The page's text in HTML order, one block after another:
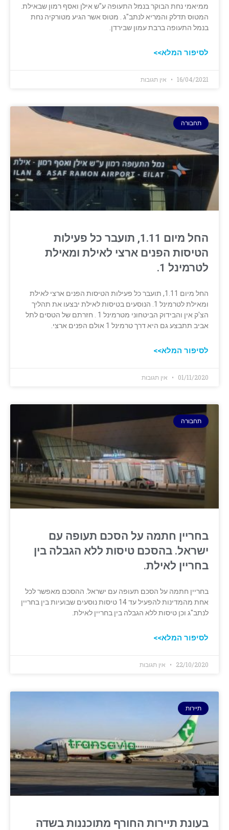
ממיאמי נחת הבוקר בנמל התעופה ע"ש אילן ואסף רמון שבאילת.
המטוס תדלק והמריא לנתב"ג . מטוס אשר הגיע מטורקיה נחת
בנמל התעופה ברבת עמון שבירדן.
לסיפור המלא>>
16/04/2021 אין תגובות
תחבורה
החל מיום 1.11, תועבר כל פעילות
הטיסות הפנים ארצי לאילת ומאילת
לטרמינל 1.
החל מיום 1.11, תועבר כל פעילות הטיסות הפנים ארצי לאילת
ומאילת לטרמינל 1. הנוסעים בטיסות לאילת יבצעו את תהליך
הצ'ק אין והבידוק הביטחוני מטרמינל 1 . חזרתם של הטסים לתל
אביב תתבצע גם היא דרך טרמינל 1 אולם הפנים ארצי.
לסיפור המלא>>
01/11/2020 אין תגובות
תחבורה
בחריין חתמה על הסכם תעופה עם
ישראל. בהסכם טיסות ללא הגבלה בין
בחריין לאילת.
בחריין חתמה על הסכם תעופה עם ישראל. ההסכם מאפשר לכל
אחת מהמדינות להפעיל עד 14 טיסות נוסעים שבועיות בין בחריין
לנתב"ג וכן טיסות ללא הגבלה בין בחריין לאילת.
לסיפור המלא>>
22/10/2020 אין תגובות
תיירות
בעונת תיירות החורף מתוכננות בשדה